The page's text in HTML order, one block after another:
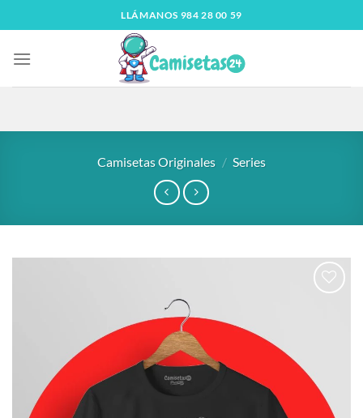
LLÁMANOS 984 28 00 59
Camisetas Originales / Series